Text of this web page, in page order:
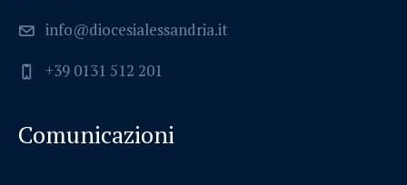
info@diocesialessandria.it
+39 0131 512 201
Comunicazioni